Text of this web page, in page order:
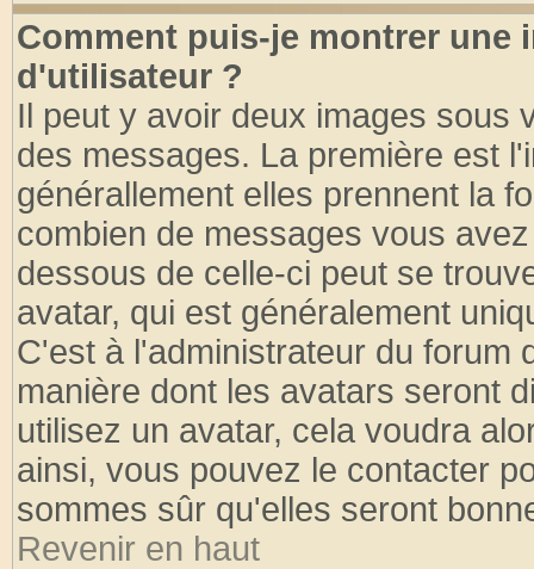
Comment puis-je montrer une
d'utilisateur ?
Il peut y avoir deux images sous
des messages. La première est
générallement elles prennent la
combien de messages vous
dessous de celle-ci peut se
avatar, qui est généralement
C'est à l'administrateur du forum
manière dont les avatars seront
utilisez un avatar, cela voudra
ainsi, vous pouvez le contacter
sommes sûr qu'elles seront
Revenir en haut